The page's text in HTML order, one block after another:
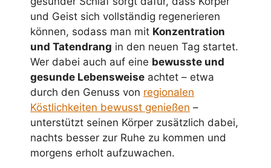
und Geist sich vollständig regenerieren
können, sodass man mit Konzentration
und Tatendrang in den neuen Tag startet.
Wer dabei auch auf eine bewusste und
gesunde Lebensweise achtet – etwa
durch den Genuss von regionalen
Köstlichkeiten bewusst genießen –
unterstützt seinen Körper zusätzlich dabei,
nachts besser zur Ruhe zu kommen und
morgens erholt aufzuwachen.